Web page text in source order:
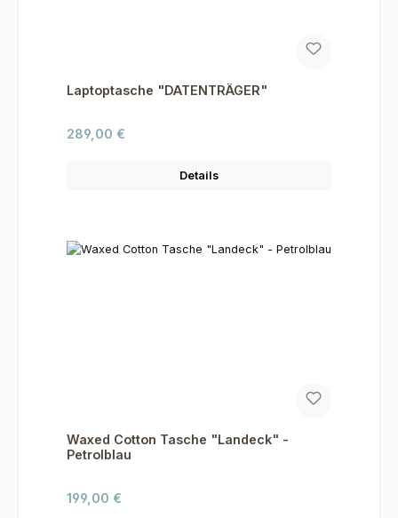
Laptoptasche "DATENTRÄGER"
Regulärer Preis:
289,00 €
Details
Waxed Cotton Tasche "Landeck" -
Petrolblau
Regulärer Preis:
199,00 €